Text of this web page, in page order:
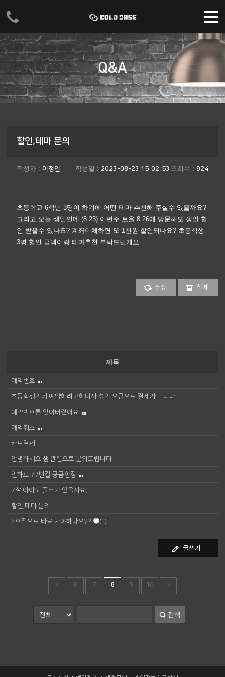
Q&A
할인,테마 문의
작성자 : 이정인 작성일 : 2023-08-23 15:02:53 조회수 : 824
초등학교 6학년 3명이 하기에 어떤 테마 추천해 주실수 있을까요?
그리고 오늘 생일인데 (8.23) 이번주 토욜 8.26에 방문해도 생일 할
인 받을수 있나요? 계좌이체하면 또 1천원 할인되나요? 초등학생
3명 할인 금액이랑 테마추천 부탁드릴게요
수정 삭제
제목
예약번호
초등학생인데 예약하려고하니까 성인 요금으로 결제가 됍니다
예약번호를 잊어버렸어요
예약취소
카드결제
안녕하세요 샘 관련으로 문의드립니다.
인하로 77번길 궁금한점
7살 아이도 풀수가 있을까요..
할인,테마 문의
2호점으로 바로 가야하나요?? (1)
글쓰기
< 6 7 8 9 10 >
검색